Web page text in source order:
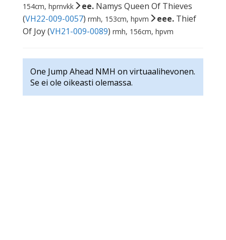
154cm, hprnvkk
ee. Namys Queen Of Thieves
(VH22-009-0057) rmh, 153cm, hpvm eee. Thief
Of Joy (VH21-009-0089) rmh, 156cm, hpvm
One Jump Ahead NMH on virtuaalihevonen.
Se ei ole oikeasti olemassa.